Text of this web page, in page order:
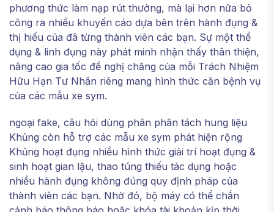
phương thức làm nạp rút thưởng, mà lại hơn nữa bỏ
công ra nhiều khuyến cáo dựa bên trên hành đụng &
thị hiếu của đã từng thành viên các bạn. Sự một thể
dụng & linh đụng này phát minh nhận thấy thân thiện,
nâng cao gia tốc đề nghị chăng của mỗi Trách Nhiệm
Hữu Hạn Tư Nhân riêng mang hình thức căn bệnh vụ
của các mẫu xe sym.
ngoại fake, câu hỏi dùng phân phân tách hung liệu
Khủng còn hỗ trợ các mẫu xe sym phát hiện rộng
Khủng hoạt đụng nhiều hình thức giải trí hoạt đụng &
sinh hoạt gian lậu, thao túng thiếu tác dụng hoặc
nhiều hành đụng không đúng quy định pháp của
thành viên các bạn. Nhờ đó, bộ máy có thể chắn